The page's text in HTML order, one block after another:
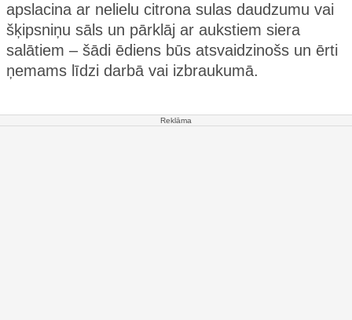
apslacina ar nelielu citrona sulas daudzumu vai
šķipsniņu sāls un pārklāj ar aukstiem siera
salātiem – šādi ēdiens būs atsvaidzinošs un ērti
ņemams līdzi darbā vai izbraukumā.
Reklāma